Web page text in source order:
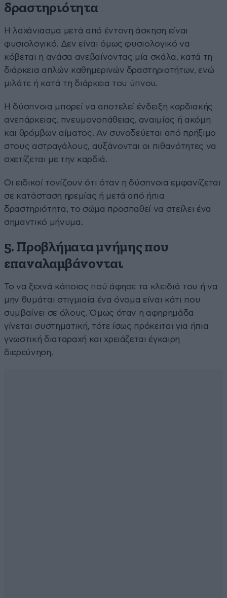
δραστηριότητα
Η λαχάνιασμα μετά από έντονη άσκηση είναι
φυσιολογικό. Δεν είναι όμως φυσιολογικό να
κόβεται η ανάσα ανεβαίνοντας μία σκάλα, κατά τη
διάρκεια απλών καθημερινών δραστηριοτήτων, ενώ
μιλάτε ή κατά τη διάρκεια του ύπνου.
Η δύσπνοια μπορεί να αποτελεί ένδειξη καρδιακής
ανεπάρκειας, πνευμονοπάθειας, αναιμίας ή ακόμη
και θρόμβων αίματος. Αν συνοδεύεται από πρήξιμο
στους αστραγάλους, αυξάνονται οι πιθανότητες να
σχετίζεται με την καρδιά.
Οι ειδικοί τονίζουν ότι όταν η δύσπνοια εμφανίζεται
σε κατάσταση ηρεμίας ή μετά από ήπια
δραστηριότητα, το σώμα προσπαθεί να στείλει ένα
σημαντικό μήνυμα.
5. Προβλήματα μνήμης που
επαναλαμβάνονται
Το να ξεχνά κάποιος πού άφησε τα κλειδιά του ή να
μην θυμάται στιγμιαία ένα όνομα είναι κάτι που
συμβαίνει σε όλους. Όμως όταν η αφηρημάδα
γίνεται συστηματική, τότε ίσως πρόκειται για ήπια
γνωστική διαταραχή και χρειάζεται έγκαιρη
διερεύνηση.